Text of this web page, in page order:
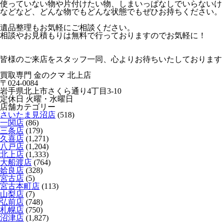
使っていない物や片付けたい物、しまいっぱなしでいらない
などなど、どんな物でもどんな状態でもぜひお持ちください。
遺品整理もお気軽にご相談ください。
相談やお見積もりは無料で行っておりますのでお気軽に！
皆様のご来店をスタッフ一同、心よりお待ちいたしておりま
買取専門 金のクマ 北上店
〒024-0084
岩手県北上市さくら通り4丁目3-10
定休日 火曜・水曜日
店舗カテゴリー
さいたま見沼店 (518)
一関店 (86)
三条店 (179)
久喜店 (1,271)
八戸店 (1,204)
北上店 (1,333)
大船渡店 (764)
姶良店 (328)
宮古店 (5)
宮古本町店 (113)
山梨店 (7)
弘前店 (748)
札幌店 (750)
沼津店 (1,827)